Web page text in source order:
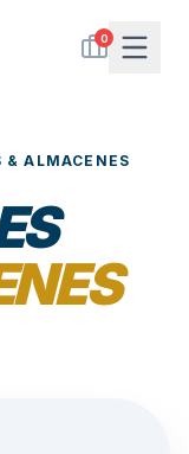
0
& ALMACENES